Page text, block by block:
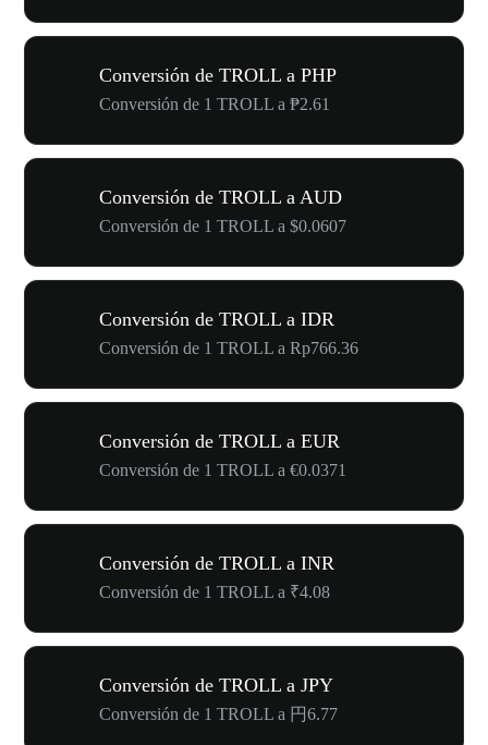
Conversión de TROLL a PHP
Conversión de 1 TROLL a ₱2.61
Conversión de TROLL a AUD
Conversión de 1 TROLL a $0.0607
Conversión de TROLL a IDR
Conversión de 1 TROLL a Rp766.36
Conversión de TROLL a EUR
Conversión de 1 TROLL a €0.0371
Conversión de TROLL a INR
Conversión de 1 TROLL a ₹4.08
Conversión de TROLL a JPY
Conversión de 1 TROLL a 円6.77